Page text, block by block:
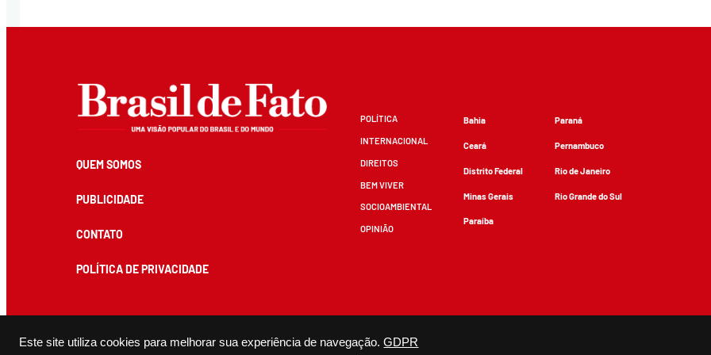
Este site utiliza cookies para melhorar sua experiência de navegação. GDPR
QUEM SOMOS
PUBLICIDADE
CONTATO
POLÍTICA DE PRIVACIDADE
POLÍTICA
INTERNACIONAL
DIREITOS
BEM VIVER
SOCIOAMBIENTAL
OPINIÃO
Bahia
Ceará
Distrito Federal
Minas Gerais
Paraíba
Paraná
Pernambuco
Rio de Janeiro
Rio Grande do Sul